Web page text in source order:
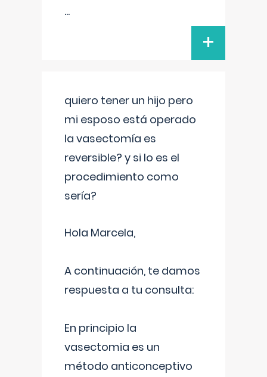
...
+
quiero tener un hijo pero
mi esposo está operado
la vasectomía es
reversible? y si lo es el
procedimiento como
sería?
Hola Marcela,
A continuación, te damos
respuesta a tu consulta:
En principio la
vasectomia es un
método anticonceptivo